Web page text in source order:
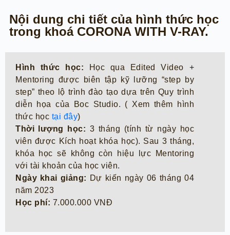
Nội dung chi tiết của hình thức học
trong khoá CORONA WITH V-RAY.
Hình thức học: Học qua Edited Video +
Mentoring được biên tập kỹ lưỡng “step by
step” theo lộ trình đào tạo dựa trên Quy trình
diễn họa của Boc Studio. ( Xem thêm hình
thức học tại đây)
Thời lượng học: 3 tháng (tính từ ngày học
viên được Kích hoạt khóa học). Sau 3 tháng,
khóa học sẽ không còn hiệu lực Mentoring
với tài khoản của học viên.
Ngày khai giảng: Dự kiến ngày 06 tháng 04
năm 2023
Học phí: 7.000.000 VNĐ